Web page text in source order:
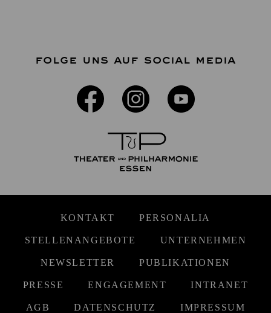
FOLGE UNS AUF SOCIAL MEDIA
KONTAKT PERSONALIA
STELLENANGEBOTE UNTERNEHMEN
NEWSLETTER PUBLIKATIONEN
PRESSE ENGAGEMENT INTRANET
AGB DATENSCHUTZ IMPRESSUM